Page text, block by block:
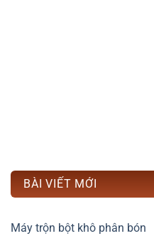
BÀI VIẾT MỚI
Máy trộn bột khô phân bón